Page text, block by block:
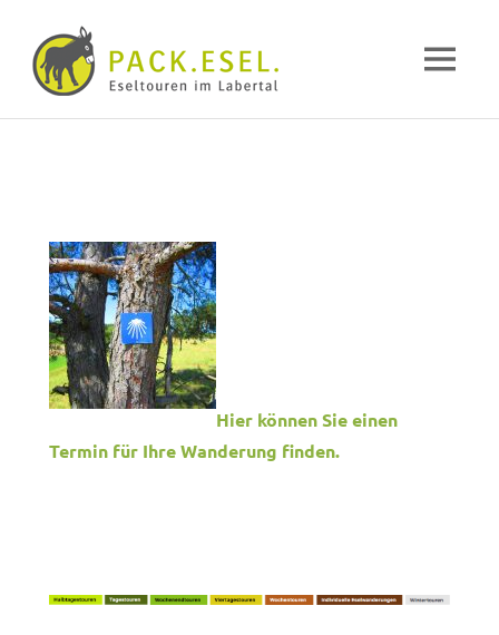
MENÜ
Hier können Sie einen
Termin für Ihre Wanderung finden.